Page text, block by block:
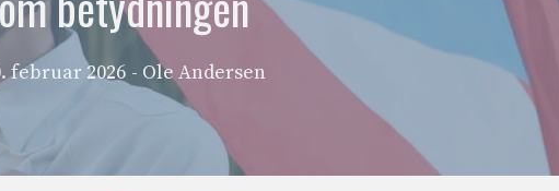
februar 2026 - Ole Andersen